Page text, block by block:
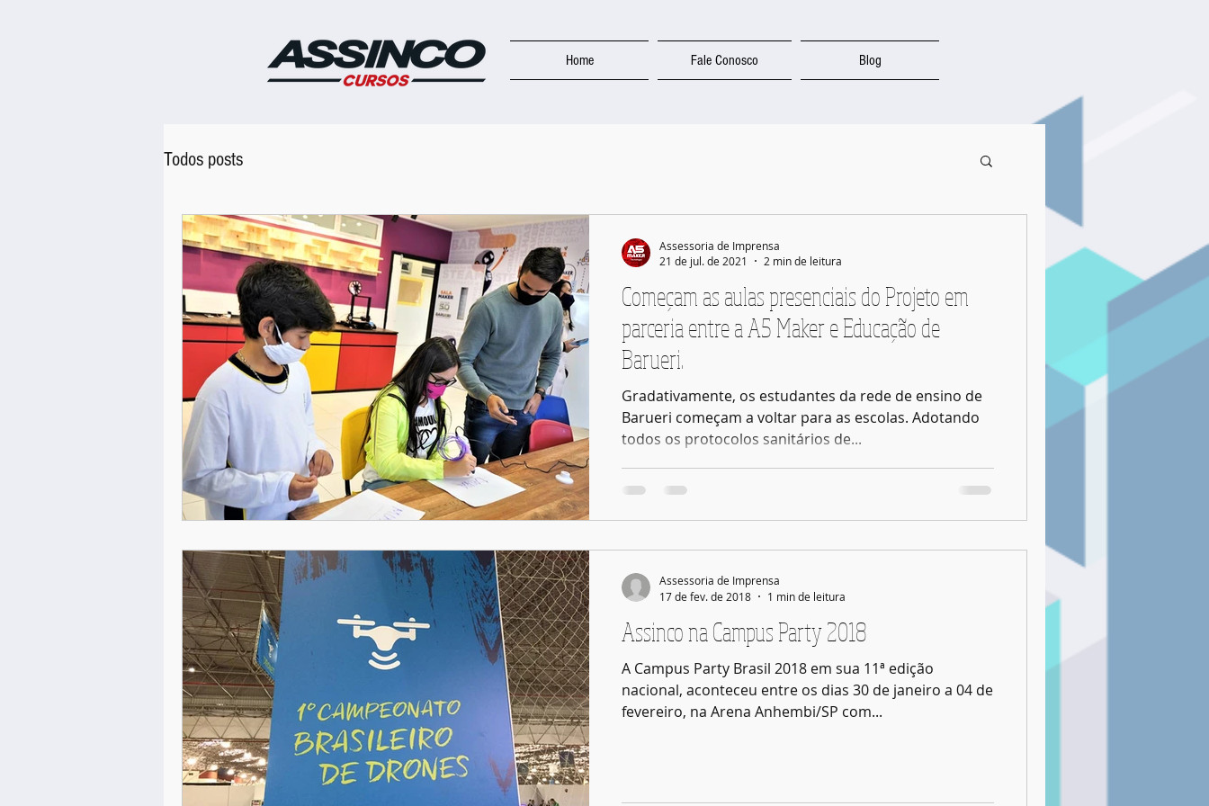
Home Fale Conosco Blog
Todos posts
Começam as aulas presenciais do Projeto em
parceria entre a A5 Maker e Educação de
Barueri.
Gradativamente, os estudantes da rede de ensino de
Barueri começam a voltar para as escolas. Adotando
todos os protocolos sanitários de...
Assessoria de Imprensa
21 de jul. de 2021
2 min de leitura
Assinco na Campus Party 2018
A Campus Party Brasil 2018 em sua 11ª edição
nacional, aconteceu entre os dias 30 de janeiro a 04 de
fevereiro, na Arena Anhembi/SP com...
Assessoria de Imprensa
17 de fev. de 2018
1 min de leitura